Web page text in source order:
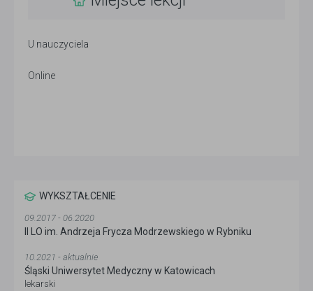
U nauczyciela
Online
WYKSZTAŁCENIE
09.2017 - 06.2020
II LO im. Andrzeja Frycza Modrzewskiego w Rybniku
10.2021 - aktualnie
Śląski Uniwersytet Medyczny w Katowicach
lekarski